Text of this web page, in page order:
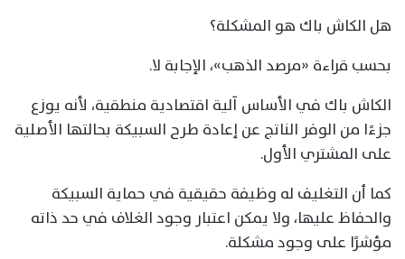
هل الكاش باك هو المشكلة؟
بحسب قراءة «مرصد الذهب»، الإجابة لا.
الكاش باك في الأساس آلية اقتصادية منطقية، لأنه يوزع
جزءًا من الوفر الناتج عن إعادة طرح السبيكة بحالتها الأصلية
على المشتري الأول.
كما أن التغليف له وظيفة حقيقية في حماية السبيكة
والحفاظ عليها، ولا يمكن اعتبار وجود الغلاف في حد ذاته
مؤشرًا على وجود مشكلة.